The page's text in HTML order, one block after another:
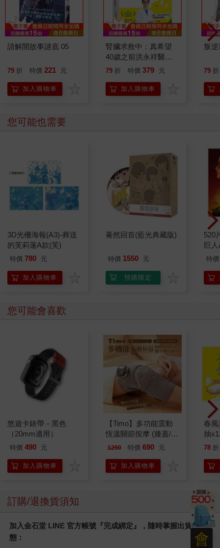
請解開故事謎底 05
79 折 特價 221 元
加入購物車
腎臟求救中：真希望
40歲之前洪永祥醫師
就告訴我這些事
79 折 特價 379 元
加入購物車
叛
79 折
您可能也需要
3D光柵海報(A3)-葬送
的芙莉蓮A款(芙)
特價 780 元
加入購物車
驀然回首(藍光典藏版)
特價 1550 元
預購限定
520
巨
特價
您可能會喜歡
悠遊卡錶帶－黑色
（20mm適用）
特價 490 元
加入購物車
【Timo】多功能震動
恆溫關節按摩 (膝蓋/
肩/手肘通用) 無線充電
膝熱敷 【單入組】
1290 特價 690 元
加入購物車
春
抽
78 折
訂購/退換貨須知
加入金石堂 LINE 官方帳號『完成綁定』，隨時掌握出貨動
態：
會